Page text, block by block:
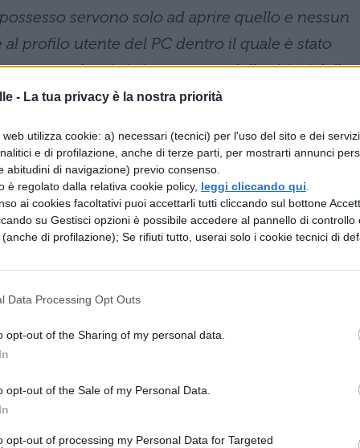
- La tua privacy è la nostra priorità
utilizza cookie: a) necessari (tecnici) per l'uso del sito e dei
e di profilazione, anche di terze parti, per mostrarti annunci
abitudini di navigazione) previo consenso.
è regolato dalla relativa cookie policy, leggi cliccando qui
ai cookies facoltativi puoi accettarli tutti cliccando sul bottone
su Gestisci opzioni è possibile accedere al pannello di controllo
di profilazione); Se rifiuti tutto, userai solo i cookie tecnici di
Data Processing Opt Outs
opt-out of the Sharing of my personal data.
opt-out of the Sale of my Personal Data.
opt-out of processing my Personal Data for Targeted
servono solo ad aprire quello e nessun
profilo utente del PC dentro il quale è stato
sempre che si sia in possesso delle chiavi della
quel PC)…
online prima e anche se la trovate, dovreste
sarà col Presidente di Commissione in ogni
arrivarci. E se ci arrivate, siete rintracciabili.
lui e solo lui abilitato ad accedere, aprire,
in quel momento, osservato da altri
non cadrete nelle solite bufale.